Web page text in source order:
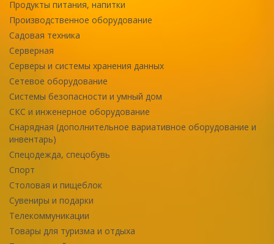
Продукты питания, напитки
Производственное оборудование
Садовая техника
Серверная
Серверы и системы хранения данных
Сетевое оборудование
Системы безопасности и умный дом
СКС и инженерное оборудование
Снарядная (дополнительное вариативное оборудование и
инвентарь)
Спецодежда, спецобувь
Спорт
Столовая и пищеблок
Сувениры и подарки
Телекоммуникации
Товары для туризма и отдыха